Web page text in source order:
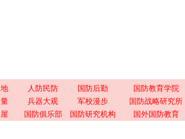
人防民防 国防后勤
国防教育学院
兵器大观 军校漫步
国防战略研究所
国防俱乐部 国防研究机构 国外国防教育